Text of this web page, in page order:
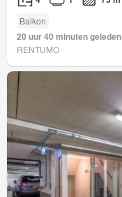
Balkon
20 uur 40 minuten geleden
RENTUMO